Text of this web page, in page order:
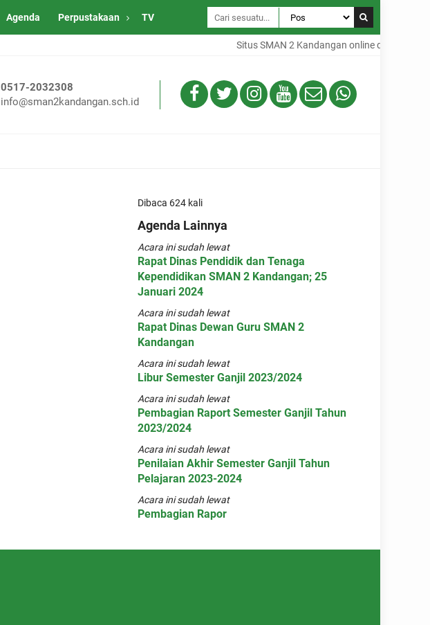
Agenda Perpustakaan TV
Situs SMAN 2 Kandangan online dari Desa
0517-2032308
info@sman2kandangan.sch.id
Dibaca 624 kali
Agenda Lainnya
Acara ini sudah lewat
Rapat Dinas Pendidik dan Tenaga
Kependidikan SMAN 2 Kandangan; 25
Januari 2024
Acara ini sudah lewat
Rapat Dinas Dewan Guru SMAN 2
Kandangan
Acara ini sudah lewat
Libur Semester Ganjil 2023/2024
Acara ini sudah lewat
Pembagian Raport Semester Ganjil Tahun
2023/2024
Acara ini sudah lewat
Penilaian Akhir Semester Ganjil Tahun
Pelajaran 2023-2024
Acara ini sudah lewat
Pembagian Rapor